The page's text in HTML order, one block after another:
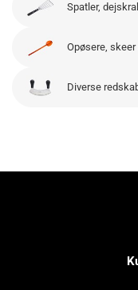
Spatler,
Opøsere,
Diverse